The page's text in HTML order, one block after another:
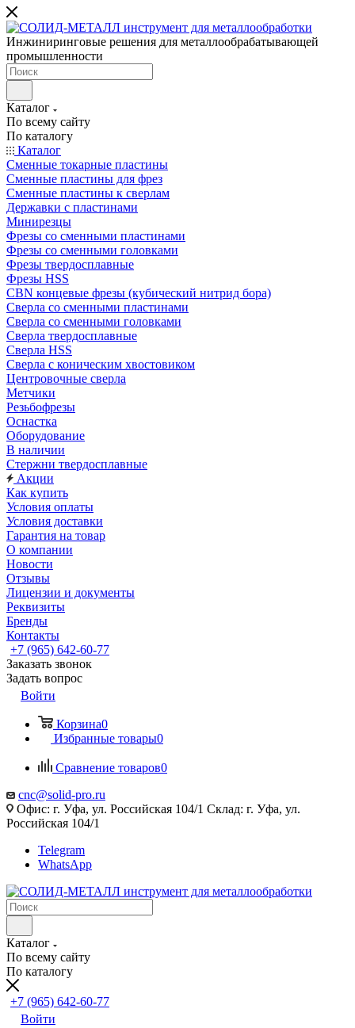
Инжиниринговые решения для металлообрабатывающей
промышленности
Каталог
По всему сайту
По каталогу
Каталог
Сменные токарные пластины
Сменные пластины для фрез
Сменные пластины к сверлам
Державки с пластинами
Минирезцы
Фрезы со сменными пластинами
Фрезы со сменными головками
Фрезы твердосплавные
Фрезы HSS
CBN концевые фрезы (кубический нитрид бора)
Сверла со сменными пластинами
Сверла со сменными головками
Сверла твердосплавные
Сверла HSS
Сверла с коническим хвостовиком
Центровочные сверла
Метчики
Резьбофрезы
Оснастка
Оборудование
В наличии
Стержни твердосплавные
Акции
Как купить
Условия оплаты
Условия доставки
Гарантия на товар
О компании
Новости
Отзывы
Лицензии и документы
Реквизиты
Бренды
Контакты
+7 (965) 642-60-77
Заказать звонок
Задать вопрос
Войти
Корзина0
Избранные товары0
Сравнение товаров0
cnc@solid-pro.ru
Офис: г. Уфа, ул. Российская 104/1 Склад: г. Уфа, ул.
Российская 104/1
Telegram
WhatsApp
Каталог
По всему сайту
По каталогу
+7 (965) 642-60-77
Войти